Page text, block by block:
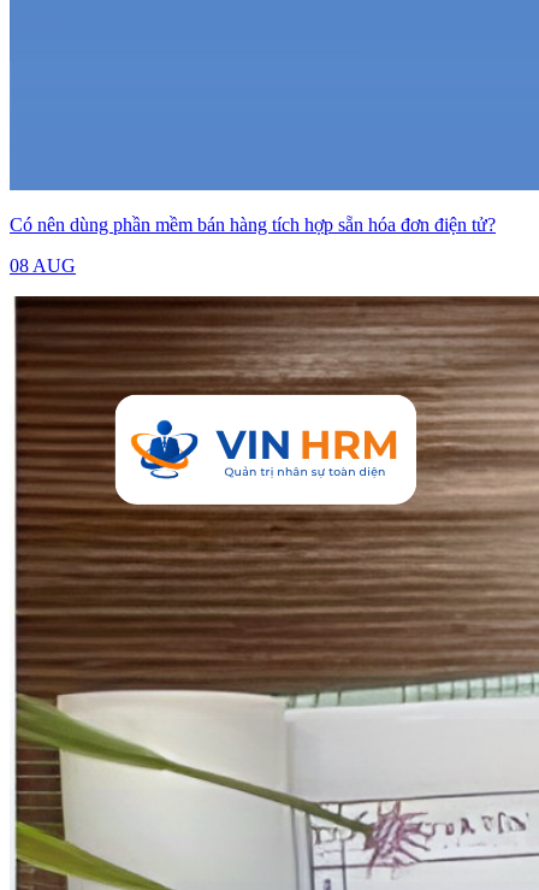
Có nên dùng phần mềm bán hàng tích hợp sẵn hóa đơn điện tử?
08 AUG